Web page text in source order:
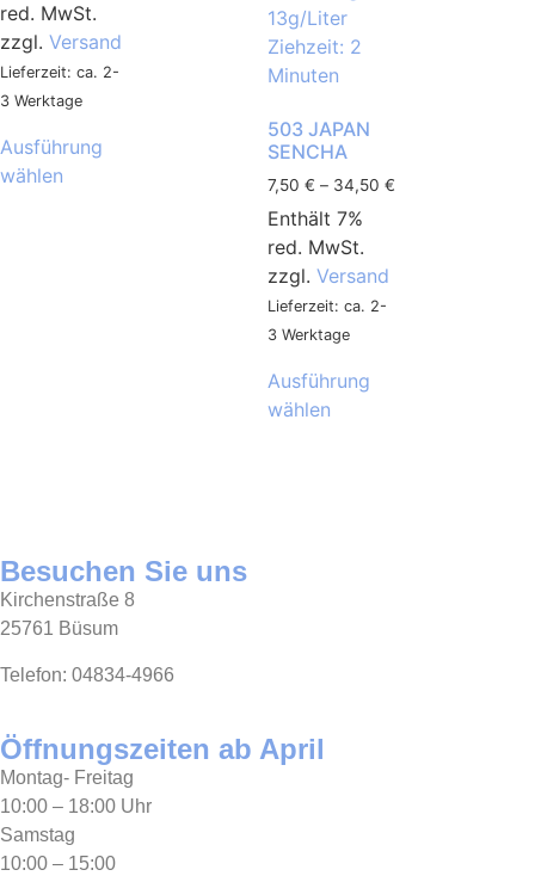
red. MwSt.
zzgl. Versand
Lieferzeit: ca. 2-
3 Werktage
Ausführung
wählen
503 JAPAN
SENCHA
7,50 € – 34,50 €
Enthält 7%
red. MwSt.
zzgl. Versand
Lieferzeit: ca. 2-
3 Werktage
Ausführung
wählen
Besuchen Sie uns
Kirchenstraße 8
25761 Büsum
Telefon: 04834-4966
Öffnungszeiten ab April
Montag- Freitag
10:00 – 18:00 Uhr
Samstag
10:00 – 15:00